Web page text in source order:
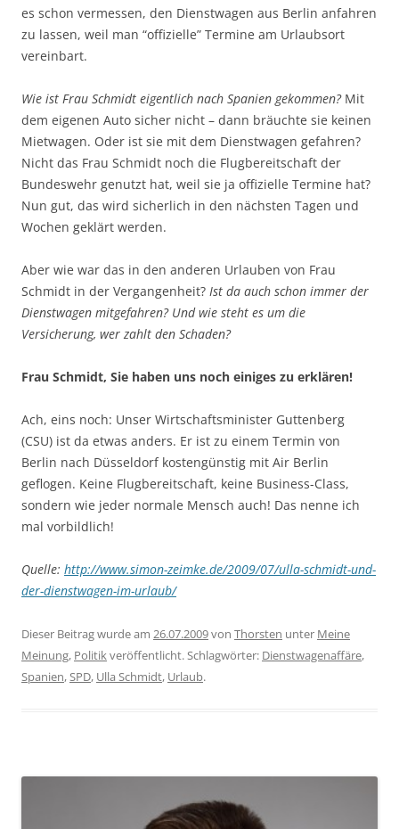
es schon vermessen, den Dienstwagen aus Berlin anfahren
zu lassen, weil man “offizielle” Termine am Urlaubsort
vereinbart.
Wie ist Frau Schmidt eigentlich nach Spanien gekommen?Mit
dem eigenen Auto sicher nicht – dann bräuchte sie keinen
Mietwagen. Oder ist sie mit dem Dienstwagen gefahren?
Nicht das Frau Schmidt noch die Flugbereitschaft der
Bundeswehr genutzt hat, weil sie ja offizielle Termine hat?
Nun gut, das wird sicherlich in den nächsten Tagen und
Wochen geklärt werden.
Aber wie war das in den anderen Urlauben von Frau
Schmidt in der Vergangenheit? Ist da auch schon immer der
Dienstwagen mitgefahren? Und wie steht es um die
Versicherung, wer zahlt den Schaden?
Frau Schmidt, Sie haben uns noch einiges zu erklären!
Ach, eins noch: Unser Wirtschaftsminister Guttenberg
(CSU) ist da etwas anders. Er ist zu einem Termin von
Berlin nach Düsseldorf kostengünstig mit Air Berlin
geflogen. Keine Flugbereitschaft, keine Business-Class,
sondern wie jeder normale Mensch auch! Das nenne ich
mal vorbildlich!
Quelle: http://www.simon-zeimke.de/2009/07/ulla-schmidt-und-
der-dienstwagen-im-urlaub/
Dieser Beitrag wurde am 26.07.2009von Thorsten unter Meine
Meinung, Politikveröffentlicht. Schlagwörter: Dienstwagenaffäre,
Spanien,SPD, Ulla Schmidt, Urlaub.